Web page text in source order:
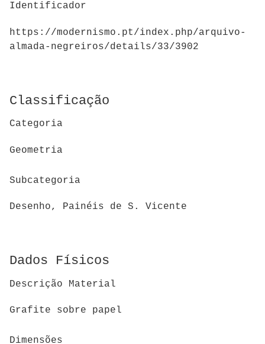
Identificador
https://modernismo.pt/index.php/arquivo-
almada-negreiros/details/33/3902
Classificação
Categoria
Geometria
Subcategoria
Desenho, Painéis de S. Vicente
Dados Físicos
Descrição Material
Grafite sobre papel
Dimensões